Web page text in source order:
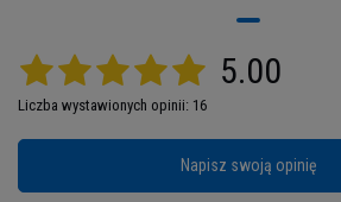
Nie ma powodów do
w pierwszych etapach
bardzo nieduże. Z tego powodu
suplement diety, który
5.00
Liczba wystawionych opinii: 16
Napisz swoją opinię